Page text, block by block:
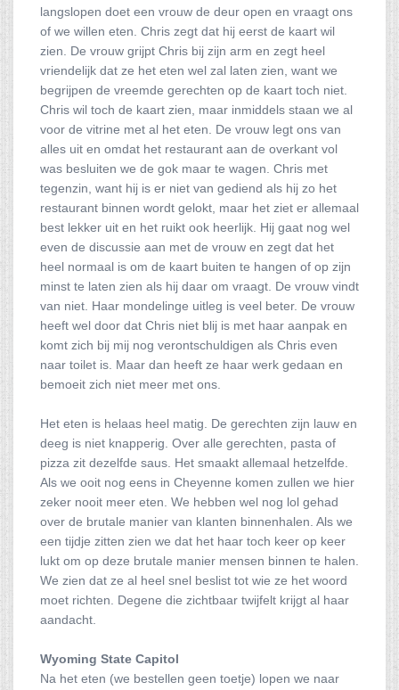
langslopen doet een vrouw de deur open en vraagt ons
of we willen eten. Chris zegt dat hij eerst de kaart wil
zien. De vrouw grijpt Chris bij zijn arm en zegt heel
vriendelijk dat ze het eten wel zal laten zien, want we
begrijpen de vreemde gerechten op de kaart toch niet.
Chris wil toch de kaart zien, maar inmiddels staan we al
voor de vitrine met al het eten. De vrouw legt ons van
alles uit en omdat het restaurant aan de overkant vol
was besluiten we de gok maar te wagen. Chris met
tegenzin, want hij is er niet van gediend als hij zo het
restaurant binnen wordt gelokt, maar het ziet er allemaal
best lekker uit en het ruikt ook heerlijk. Hij gaat nog wel
even de discussie aan met de vrouw en zegt dat het
heel normaal is om de kaart buiten te hangen of op zijn
minst te laten zien als hij daar om vraagt. De vrouw vindt
van niet. Haar mondelinge uitleg is veel beter. De vrouw
heeft wel door dat Chris niet blij is met haar aanpak en
komt zich bij mij nog verontschuldigen als Chris even
naar toilet is. Maar dan heeft ze haar werk gedaan en
bemoeit zich niet meer met ons.
Het eten is helaas heel matig. De gerechten zijn lauw en
deeg is niet knapperig. Over alle gerechten, pasta of
pizza zit dezelfde saus. Het smaakt allemaal hetzelfde.
Als we ooit nog eens in Cheyenne komen zullen we hier
zeker nooit meer eten. We hebben wel nog lol gehad
over de brutale manier van klanten binnenhalen. Als we
een tijdje zitten zien we dat het haar toch keer op keer
lukt om op deze brutale manier mensen binnen te halen.
We zien dat ze al heel snel beslist tot wie ze het woord
moet richten. Degene die zichtbaar twijfelt krijgt al haar
aandacht.
Wyoming State Capitol
Na het eten (we bestellen geen toetje) lopen we naar